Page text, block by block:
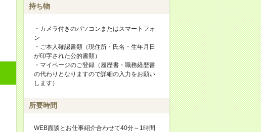
持ち物
・カメラ付きのパソコンまたはスマートフォ
ン
・ご本人確認書類（現住所・氏名・生年月日
が印字された公的書類）
・マイページのご登録（履歴書・職務経歴書
の代わりとなりますので詳細の入力をお願い
します）
所要時間
WEB面談とお仕事紹介合わせて40分～1時間